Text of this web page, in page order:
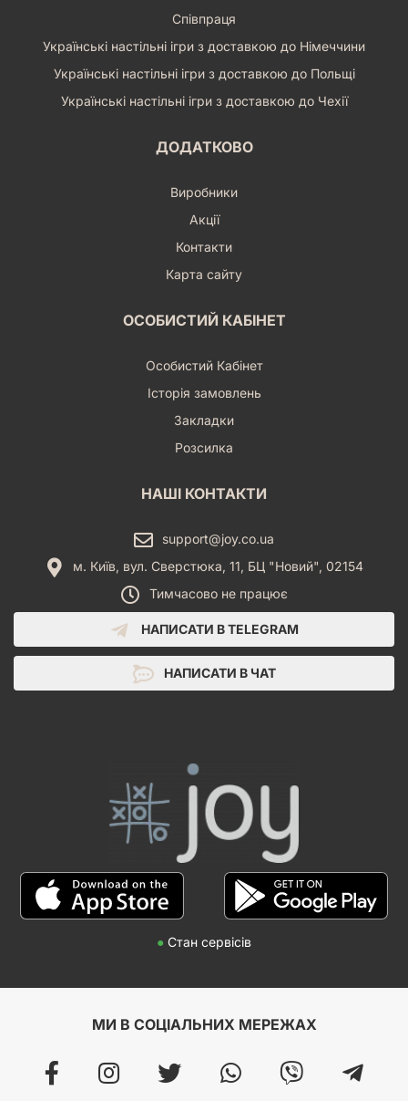
Співпраця
Українські настільні ігри з доставкою до Німеччини
Українські настільні ігри з доставкою до Польщі
Українські настільні ігри з доставкою до Чехії
ДОДАТКОВО
Виробники
Акції
Контакти
Карта сайту
ОСОБИСТИЙ КАБІНЕТ
Особистий Кабінет
Історія замовлень
Закладки
Розсилка
НАШІ КОНТАКТИ
support@joy.co.ua
м. Київ, вул. Сверстюка, 11, БЦ "Новий", 02154
Тимчасово не працює
НАПИСАТИ В TELEGRAM
НАПИСАТИ В ЧАТ
● Стан сервісів
МИ В СОЦІАЛЬНИХ МЕРЕЖАХ